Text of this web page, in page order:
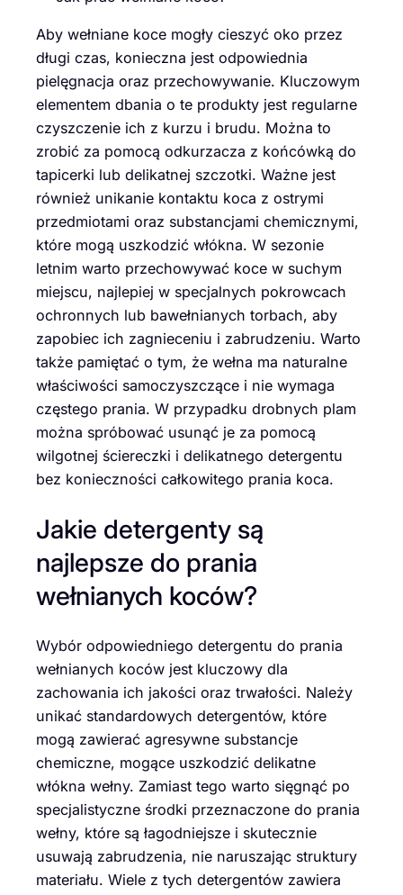
Aby wełniane koce mogły cieszyć oko przez
długi czas, konieczna jest odpowiednia
pielęgnacja oraz przechowywanie. Kluczowym
elementem dbania o te produkty jest regularne
czyszczenie ich z kurzu i brudu. Można to
zrobić za pomocą odkurzacza z końcówką do
tapicerki lub delikatnej szczotki. Ważne jest
również unikanie kontaktu koca z ostrymi
przedmiotami oraz substancjami chemicznymi,
które mogą uszkodzić włókna. W sezonie
letnim warto przechowywać koce w suchym
miejscu, najlepiej w specjalnych pokrowcach
ochronnych lub bawełnianych torbach, aby
zapobiec ich zagnieceniu i zabrudzeniu. Warto
także pamiętać o tym, że wełna ma naturalne
właściwości samoczyszczące i nie wymaga
częstego prania. W przypadku drobnych plam
można spróbować usunąć je za pomocą
wilgotnej ściereczki i delikatnego detergentu
bez konieczności całkowitego prania koca.
Jakie detergenty są
najlepsze do prania
wełnianych koców?
Wybór odpowiedniego detergentu do prania
wełnianych koców jest kluczowy dla
zachowania ich jakości oraz trwałości. Należy
unikać standardowych detergentów, które
mogą zawierać agresywne substancje
chemiczne, mogące uszkodzić delikatne
włókna wełny. Zamiast tego warto sięgnąć po
specjalistyczne środki przeznaczone do prania
wełny, które są łagodniejsze i skutecznie
usuwają zabrudzenia, nie naruszając struktury
materiału. Wiele z tych detergentów zawiera